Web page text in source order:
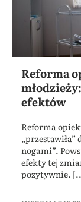
Reforma
efektów
Reforma
„przestawiła”
nogami”.
efekty tej
pozytywnie.